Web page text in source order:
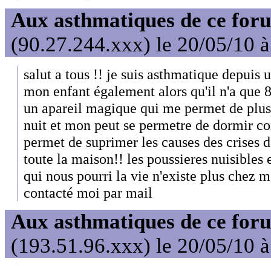
Aux asthmatiques de ce
(90.27.244.xxx) le 20/05/10
salut a tous !! je suis asthmatique depuis
mon enfant également alors qu'il n'a que
un apareil magique qui me permet de
nuit et mon peut se permetre de dormir
permet de suprimer les causes des crises
toute la maison!! les poussieres nuisibles
qui nous pourri la vie n'existe plus chez
contacté moi par mail
Aux asthmatiques de ce
(193.51.96.xxx) le 20/05/10